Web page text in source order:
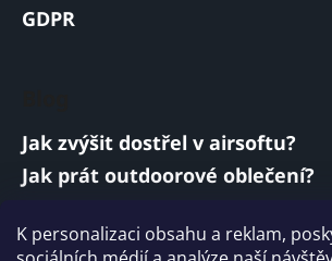
K personalizaci obsahu a reklam,
GDPR
Jak zvýšit dostřel v airsoftu?
Jak prát outdoorové oblečení?
Vojenská a armádní sluchátka: